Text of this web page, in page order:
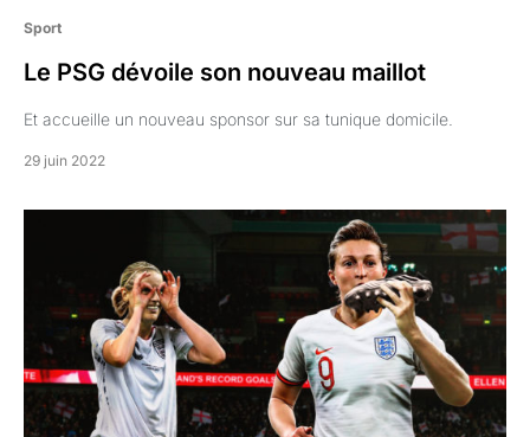
Sport
Le PSG dévoile son nouveau maillot
Et accueille un nouveau sponsor sur sa tunique domicile.
29 juin 2022